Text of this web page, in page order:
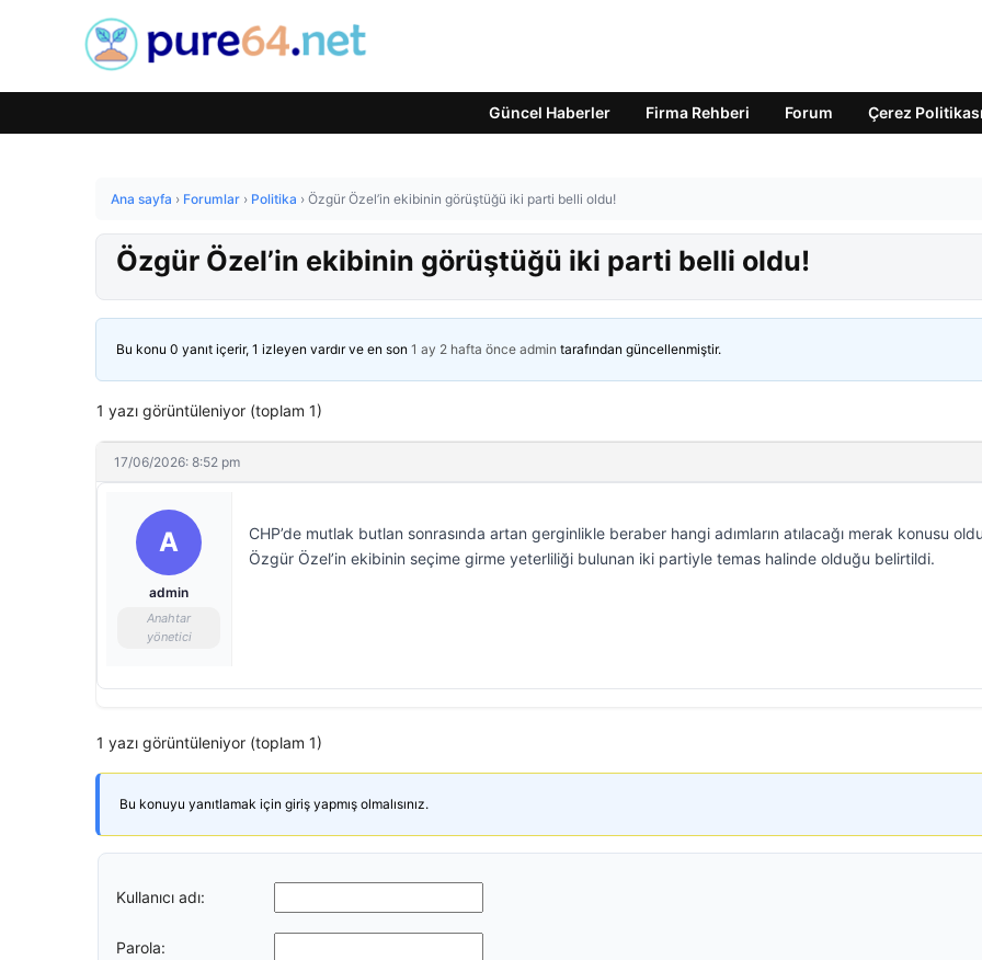
Güncel Haberler Firma Rehberi Forum Çerez Politikası
Ana sayfa › Forumlar › Politika › Özgür Özel’in ekibinin görüştüğü iki parti belli oldu!
Özgür Özel’in ekibinin görüştüğü iki parti belli oldu!
Bu konu 0 yanıt içerir, 1 izleyen vardır ve en son 1 ay 2 hafta önce admin tarafından güncellenmiştir.
1 yazı görüntüleniyor (toplam 1)
17/06/2026: 8:52 pm
A
admin
Anahtar
yönetici
CHP’de mutlak butlan sonrasında artan gerginlikle beraber hangi adımların atılacağı merak konusu
Özgür Özel’in ekibinin seçime girme yeterliliği bulunan iki partiyle temas halinde olduğu belirtildi.
1 yazı görüntüleniyor (toplam 1)
Bu konuyu yanıtlamak için giriş yapmış olmalısınız.
Kullanıcı adı:
Parola: